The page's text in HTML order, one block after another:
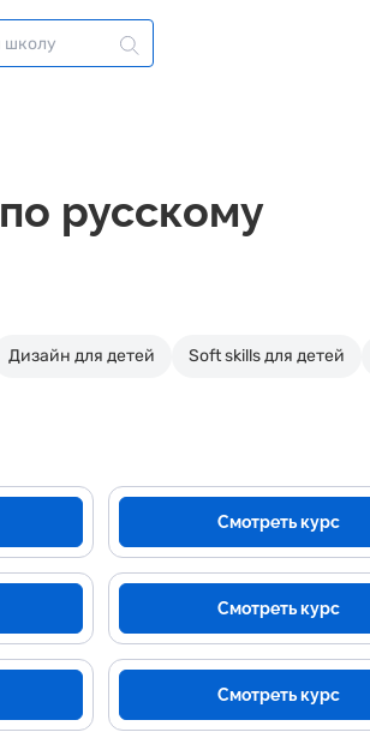
русскому
Дизайн для детей Soft skills для детей
Смотреть курс
Смотреть курс
Смотреть курс